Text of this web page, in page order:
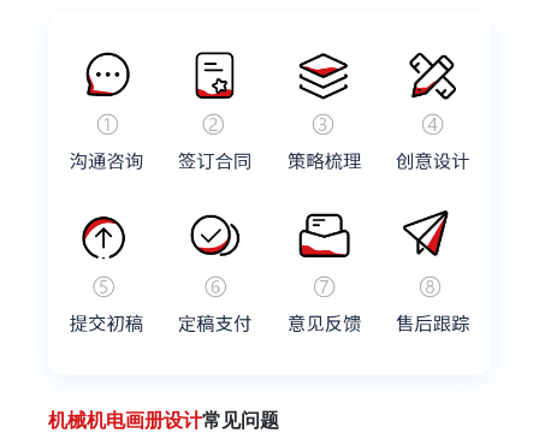
机械机电画册设计常见问题